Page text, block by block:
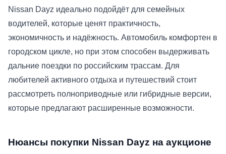
Nissan Dayz идеально подойдёт для семейных
водителей, которые ценят практичность,
экономичность и надёжность. Автомобиль комфортен в
городском цикле, но при этом способен выдерживать
дальние поездки по российским трассам. Для
любителей активного отдыха и путешествий стоит
рассмотреть полноприводные или гибридные версии,
которые предлагают расширенные возможности.
Нюансы покупки Nissan Dayz на аукционе